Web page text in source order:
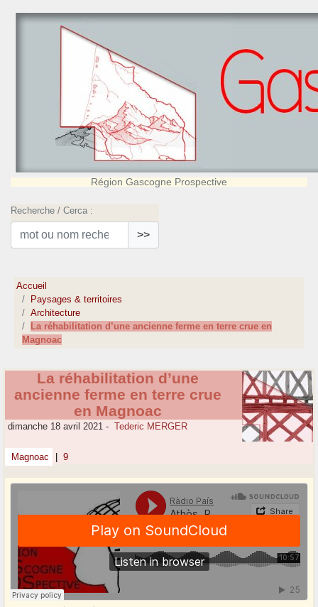
Région Gascogne Prospective
Recherche / Cerca :
>>
Accueil
Paysages & territoires
Architecture
La réhabilitation d’une ancienne ferme en terre crue en
Magnoac
La réhabilitation d’une
ancienne ferme en terre crue
en Magnoac
dimanche 18 avril 2021 - Tederic MERGER
Magnoac 9